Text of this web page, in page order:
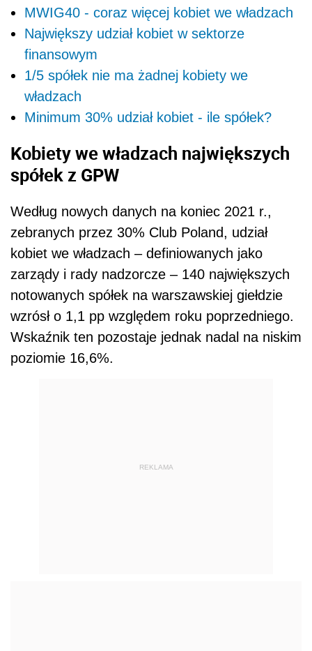
MWIG40 - coraz więcej kobiet we władzach
Największy udział kobiet w sektorze
finansowym
1/5 spółek nie ma żadnej kobiety we
władzach
Minimum 30% udział kobiet - ile spółek?
Kobiety we władzach największych
spółek z GPW
Według nowych danych na koniec 2021 r.,
zebranych przez 30% Club Poland, udział
kobiet we władzach – definiowanych jako
zarządy i rady nadzorcze – 140 największych
notowanych spółek na warszawskiej giełdzie
wzrósł o 1,1 pp względem roku poprzedniego.
Wskaźnik ten pozostaje jednak nadal na niskim
poziomie 16,6%.
REKLAMA